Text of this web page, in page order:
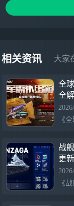
配置、
1.硬件
相关资讯 大家
全
全解
战
更